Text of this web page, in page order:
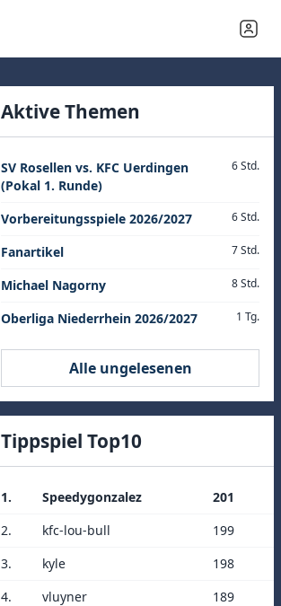
Aktive Themen
SV Rosellen vs. KFC Uerdingen
(Pokal 1. Runde)
6 Std.
Vorbereitungsspiele 2026/2027 6 Std.
Fanartikel 7 Std.
Michael Nagorny 8 Std.
Oberliga Niederrhein 2026/2027 1 Tg.
Alle ungelesenen
Tippspiel Top10
1. Speedygonzalez
201
2.
kfc-lou-bull
199
3.
kyle
198
4.
vluyner
189